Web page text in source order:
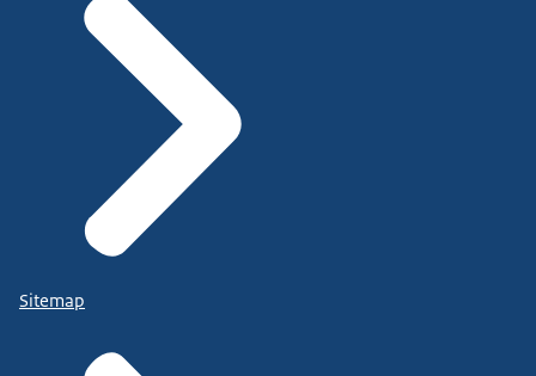
Sitemap